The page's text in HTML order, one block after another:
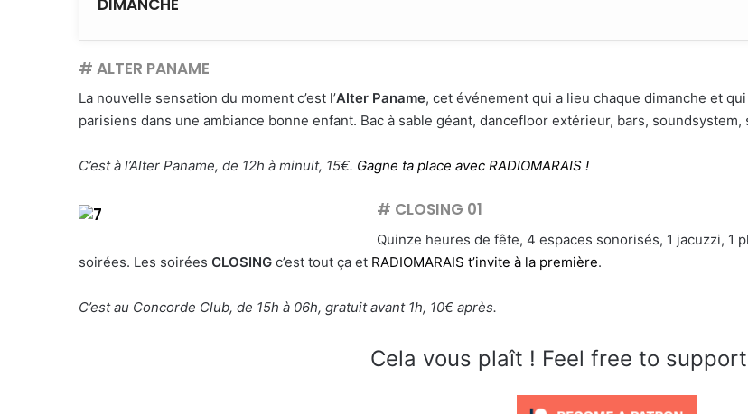
# ALTER PANAME
La nouvelle sensation du moment c’est l’Alter Paname, cet événement qui a lieu chaque dimanche et
parisiens dans une ambiance bonne enfant. Bac à sable géant, dancefloor extérieur, bars,
C’est à l’Alter Paname, de 12h à minuit, 15€. Gagne ta place avec RADIOMARAIS !
# CLOSING 01
Quinze heures de fête, 4 espaces sonorisés, 1 jacuzzi, 1
soirées. Les soirées CLOSING c’est tout ça et RADIOMARAIS t’invite à la première.
C’est au Concorde Club, de 15h à 06h, gratuit avant 1h, 10€ après.
Cela vous plaît ! Feel free to